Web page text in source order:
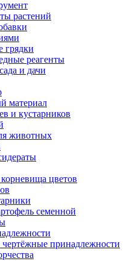
растений
грядки
реагенты
и дачи
материал
и кустарников
животных
цветов
семенной
принадлежности